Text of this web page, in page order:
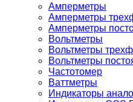
Амперметры
Амперметры
Амперметры
Вольтметры
Вольтметры
Вольтметры
Частотомер
Ваттметры
Индикаторы